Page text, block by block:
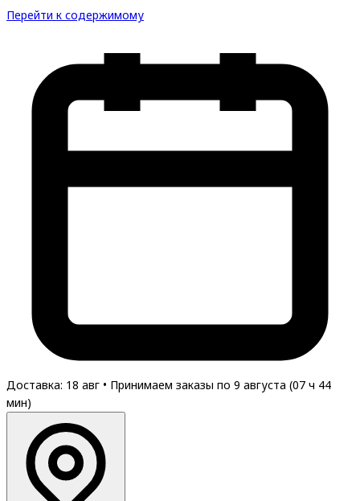
Перейти к содержимому
Доставка: 18 авг • Принимаем заказы по 9 августа (07 ч 44
мин)